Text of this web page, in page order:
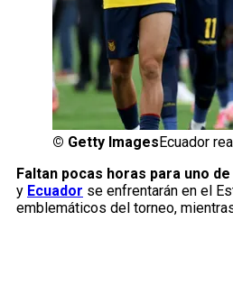
© Getty Images Ecuador
Faltan pocas horas para uno
y Ecuador se enfrentarán en el
emblemáticos del torneo,